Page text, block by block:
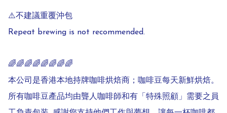
⚠️不建議重覆沖包
Repeat brewing is not recommended.
🌈🌈🌈🌈🌈🌈🌈🌈
本公司是香港本地持牌咖啡烘焙商；咖啡豆每天新鮮烘焙。
所有咖啡豆產品均由聾人咖啡師和有「特殊照顧」需要之員